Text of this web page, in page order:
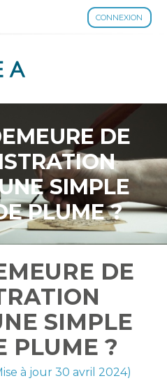
CONNEXION
DE
SIMPLE
PLUME ?
DE
SIMPLE
PLUME ?
à jour 30 avril 2024)